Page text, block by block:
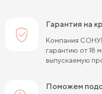
Кровати белого цвета
Кровати цвета графит
Гарантия на
Компания
гарантию от 18
выпускаемую
Поможем подобрать кровати в